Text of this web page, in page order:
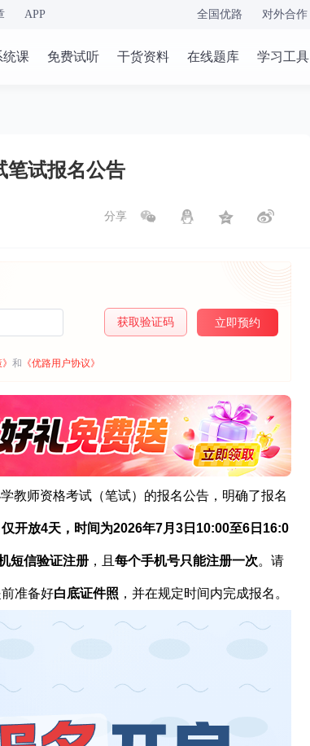
APP 全国优路 对外合作
统课 免费试听 干货资料 在线题库 学习工具
笔试报名公告
分享
获取验证码 立即预约
和 《优路用户协议》
教师资格考试（笔试）的报名公告，明确了报名
开放4天，时间为2026年7月3日10:00至6日16:0
短信验证注册 ，且 每个手机号只能注册一次。请
准备好白底证件照 ，并在规定时间内完成报名。